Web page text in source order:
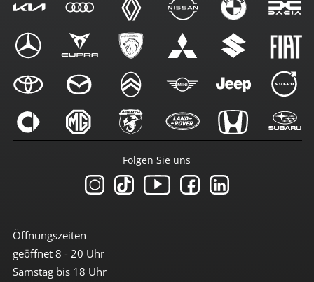
Öffnungszeiten
geöffnet 8 - 20 Uhr
Samstag bis 18 Uhr
Folgen Sie uns